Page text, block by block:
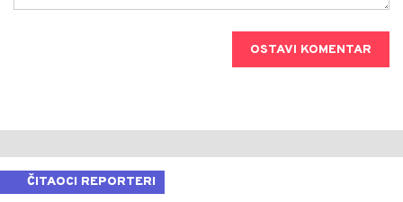
OSTAVI KOMENTAR
ČITAOCI REPORTERI